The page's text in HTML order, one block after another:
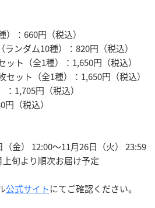
）：660円（税込）
ンダム10種）：820円（税込）
ット（全1種）：1,650円（税込）
セット（全1種）：1,650円（税込）
：1,705円（税込）
（税込）
金） 12:00～11月26日（火） 23:59
旬より順次お届け予定
公式サイトにてご確認ください。